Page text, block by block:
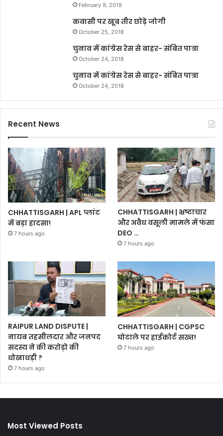
February 9, 2019
कवासी पर खूब तीर छोड़े जोगी
October 25, 2018
चुनाव में कांग्रेस रेस से बाहर- संबित पात्रा
October 24, 2018
चुनाव में कांग्रेस रेस से बाहर- संबित पात्रा
October 24, 2018
Recent News
CHHATTISGARH | APL प्लांट
में बड़ा हादसा!
7 hours ago
CHHATTISGARH | भ्रष्टाचार
और अवैध वसूली मामले में फंसा
DEO …
7 hours ago
RAIPUR LAND DISPUTE |
नायब तहसीलदार और जनपद
सदस्य ने की करोड़ो की
धोखाधड़ी ?
7 hours ago
CHHATTISGARH | CGPSC
घोटाले पर हाईकोर्ट सख्त!
7 hours ago
Most Viewed Posts